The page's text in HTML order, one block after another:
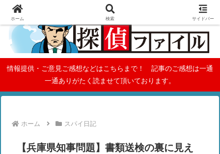
情報提供・ご意見ご感想などはこちらまで！ 記事のご感想は一通
一通ありがたく読ませて頂いております。
ホーム スパイ日記
【兵庫県知事問題】書類送検の裏に見え
ホーム 検索 サイドバー